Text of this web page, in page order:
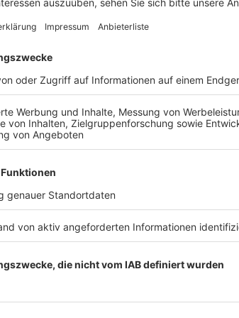
Die Organisatoren der Schull- un
große Sorgen, ob sie wieder durch
während es gleichzeitig außer
bereitet den Organisatoren große
verdreifacht. Geld einsparen könne
Gespräch mit der Stadt
finanzielle Zuschüsse und
Weitere Themen von Rhein und